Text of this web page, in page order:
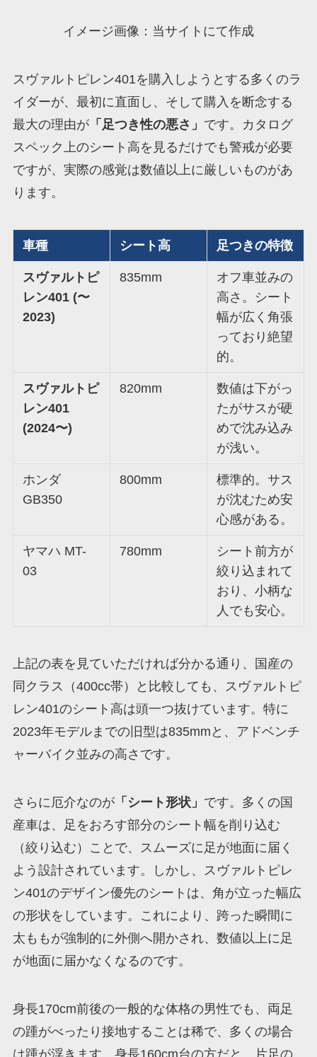
イメージ画像：当サイトにて作成
スヴァルトピレン401を購入しようとする多くのラ
イダーが、最初に直面し、そして購入を断念する
最大の理由が「足つき性の悪さ」 です。カタログ
スペック上のシート高を見るだけでも警戒が必要
ですが、実際の感覚は数値以上に厳しいものがあ
ります。
車種 シート高 足つきの特徴
スヴァルトピ
レン401 (〜
2023)
835mm
オフ車並みの
高さ。シート
幅が広く角張
っており絶望
的。
スヴァルトピ
レン401
(2024〜)
820mm
数値は下がっ
たがサスが硬
めで沈み込み
が浅い。
ホンダ
GB350
800mm
標準的。サス
が沈むため安
心感がある。
ヤマハ MT-
03
780mm
シート前方が
絞り込まれて
おり、小柄な
人でも安心。
上記の表を見ていただければ分かる通り、国産の
同クラス（400cc帯）と比較しても、スヴァルトピ
レン401のシート高は頭一つ抜けています。特に
2023年モデルまでの旧型は835mmと、アドベンチ
ャーバイク並みの高さです。
さらに厄介なのが「シート形状」 です。多くの国
産車は、足をおろす部分のシート幅を削り込む
（絞り込む）ことで、スムーズに足が地面に届く
よう設計されています。しかし、スヴァルトピレ
ン401のデザイン優先のシートは、角が立った幅広
の形状をしています。これにより、跨った瞬間に
太ももが強制的に外側へ開かされ、数値以上に足
が地面に届かなくなるのです。
身長170cm前後の一般的な体格の男性でも、両足
の踵がべったり接地することは稀で、多くの場合
は踵が浮きます。身長160cm台の方だと、片足の